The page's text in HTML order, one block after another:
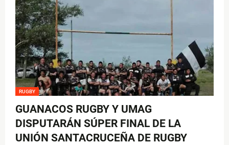
RUGBY
GUANACOS RUGBY Y UMAG
DISPUTARÁN SÚPER FINAL DE LA
UNIÓN SANTACRUCEÑA DE RUGBY